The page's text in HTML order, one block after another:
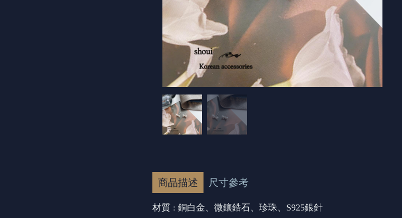
商品描述 尺寸參考
材質 : 銅白金、微鑲鋯石、珍珠、S925銀針